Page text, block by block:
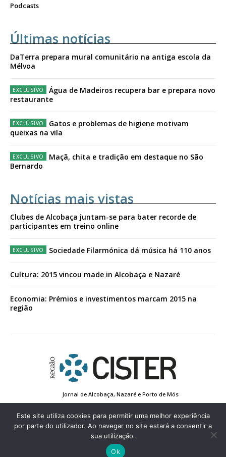
Podcasts
Últimas notícias
DaTerra prepara mural comunitário na antiga escola da
Mélvoa
Água de Madeiros recupera bar e prepara novo
restaurante
Gatos e problemas de higiene motivam
queixas na vila
Maçã, chita e tradição em destaque no São
Bernardo
Notícias mais vistas
Clubes de Alcobaça juntam-se para bater recorde de
participantes em treino online
Sociedade Filarmónica dá música há 110 anos
Cultura: 2015 vincou made in Alcobaça e Nazaré
Economia: Prémios e investimentos marcam 2015 na
região
Jornal de Alcobaça, Nazaré e Porto de Mós
Estatuto Editorial
Contactos
Política de Privacidade
Conta de Registo
Edição Impressa
© 2022 Região de Cister - Todos os direitos reservados.
Este site utiliza cookies para permitir uma melhor experiência
por parte do utilizador. Ao navegar no site estará a consentir a
sua utilização.
Ok